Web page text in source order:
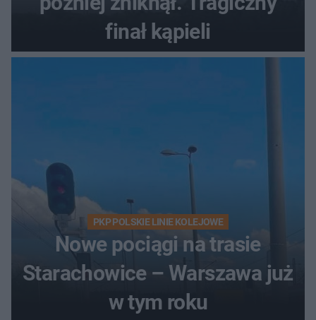
finał kąpieli
PKP POLSKIE LINIE KOLEJOWE
Nowe pociągi na trasie
Starachowice – Warszawa już
w tym roku